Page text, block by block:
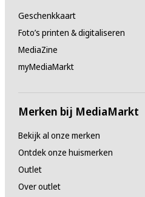
Geschenkkaart
Foto’s printen & digitaliseren
MediaZine
myMediaMarkt
Merken bij MediaMarkt
Bekijk al onze merken
Ontdek onze huismerken
Outlet
Over outlet